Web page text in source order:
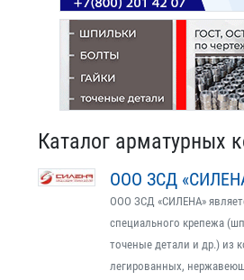
Каталог арматурных
ООО ЗСД
ООО ЗСД «СИЛЕНА»
специального крепежа
точеные детали и др.) из
легированных,